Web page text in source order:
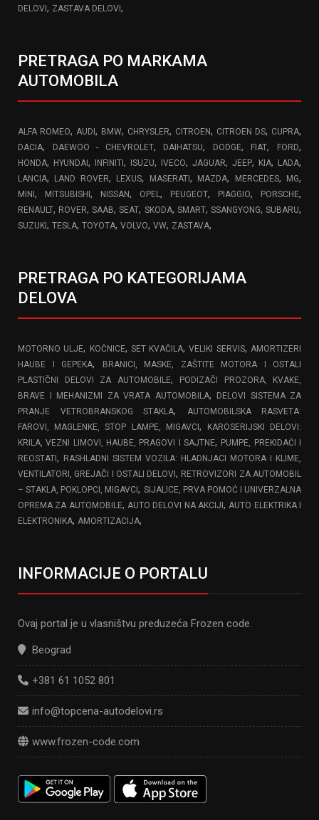
DELOVI , ZASTAVA DELOVI ,
PRETRAGA PO MARKAMA
AUTOMOBILA
ALFA ROMEO, AUDI , BMW, CHRYSLER, CITROEN, CITROEN DS, CUPRA,
DACIA, DAEWOO - CHEVROLET, DAIHATSU, DODGE, FIAT, FORD,
HONDA, HYUNDAI , INFINITI , ISUZU, IVECO, JAGUAR, JEEP, KIA, LADA,
LANCIA, LAND ROVER, LEXUS, MASERATI , MAZDA, MERCEDES, MG,
MINI , MITSUBISHI , NISSAN, OPEL, PEUGEOT, PIAGGIO, PORSCHE,
RENAULT, ROVER,SAAB,SEAT, SKODA, SMART, SSANGYONG,SUBARU,
SUZUKI , TESLA, TOYOTA, VOLVO, VW, ZASTAVA,
PRETRAGA PO KATEGORIJAMA
DELOVA
MOTORNO ULJE, KOČNICE, SET KVAČILA,VELIKI SERVIS,AMORTIZERI
HAUBE I GEPEKA,
BRANICI, MASKE, ZAŠTITE MOTORA I OSTALI
PLASTIČNI DELOVI ZA AUTOMOBILE,
PODIZAČI PROZORA, KVAKE,
BRAVE I MEHANIZMI ZA VRATA AUTOMOBILA,
DELOVI SISTEMA ZA
PRANJE VETROBRANSKOG STAKLA,
AUTOMOBILSKA RASVETA:
FAROVI, MAGLENKE, STOP LAMPE, MIGAVCI ,
KAROSERIJSKI DELOVI:
KRILA, VEZNI LIMOVI, HAUBE, PRAGOVI I SAJTNE, PUMPE, PREKIDAČI I
REOSTATI ,
RASHLADNI SISTEM VOZILA: HLADNJACI MOTORA I KLIME,
VENTILATORI, GREJAČI I OSTALI DELOVI, RETROVIZORI ZA AUTOMOBIL
– STAKLA, POKLOPCI, MIGAVCI, SIJALICE, PRVA POMOĆ I UNIVERZALNA
OPREMA ZA AUTOMOBILE,AUTO DELOVI NA AKCIJI,AUTO ELEKTRIKA I
ELEKTRONIKA, AMORTIZACIJA,
INFORMACIJE O PORTALU
Ovaj portal je u vlasništvu preduzeća Frozen code.
Beograd
+381 61 1052 801
info@topcena-autodelovi.rs
www.frozen-code.com